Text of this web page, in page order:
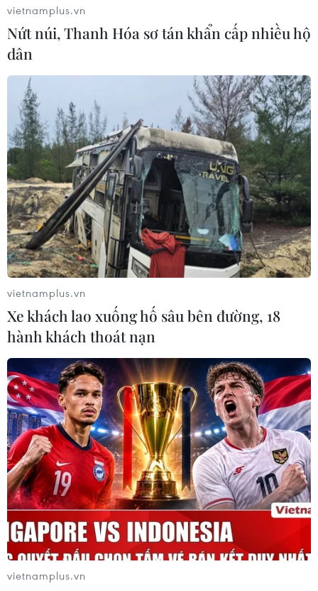
Độc đáo công trình Điêu khắc trên đá Đại
Túc ở Trùng Khánh
25/04/2023 07:50
Công trình Điêu khắc trên đá Đại Túc được tạo dựng từ
đầu thời Đường, cực thịnh vào thời lưỡng Tống, tổng
cộng có 144 điểm với hơn 50.000 bức tượng lớn nhỏ.
vietnamplus.vn
Nứt núi, Thanh Hóa sơ tán khẩn cấp nhiều hộ
dân
vietnamplus.vn
Xe khách lao xuống hố sâu bên đường, 18
hành khách thoát nạn
vietnamplus.vn